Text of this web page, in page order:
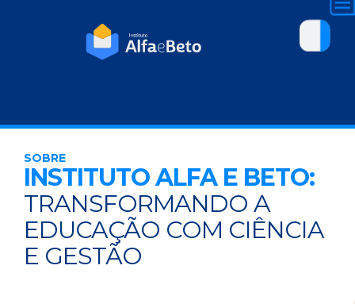
SOBRE
INSTITUTO ALFA E BETO:
TRANSFORMANDO A
EDUCAÇÃO COM CIÊNCIA
E GESTÃO